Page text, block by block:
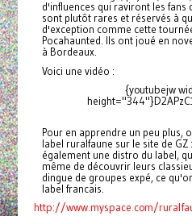
d'influences qui raviront les fans
sont plutôt rares et réservés à
d'exception comme cette
Pocahaunted. Ils ont joué en
à Bordeaux.
Voici une vidéo :
{youtubejw
Pour en apprendre un peu plus,
label ruralfaune sur le site de GZ :
également une distro du label,
même de découvrir leurs
dingue de groupes expé, ce
label francais.
http://www.myspace.com/